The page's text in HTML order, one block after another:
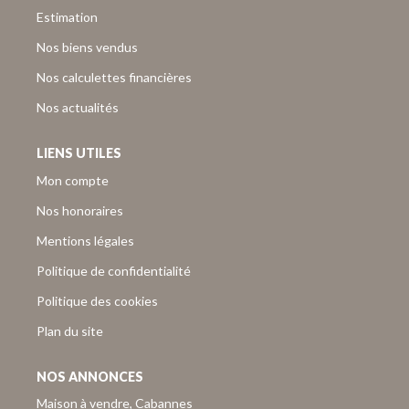
Estimation
Nos biens vendus
Nos calculettes financières
Nos actualités
LIENS UTILES
Mon compte
Nos honoraires
Mentions légales
Politique de confidentialité
Politique des cookies
Plan du site
NOS ANNONCES
Maison à vendre, Cabannes